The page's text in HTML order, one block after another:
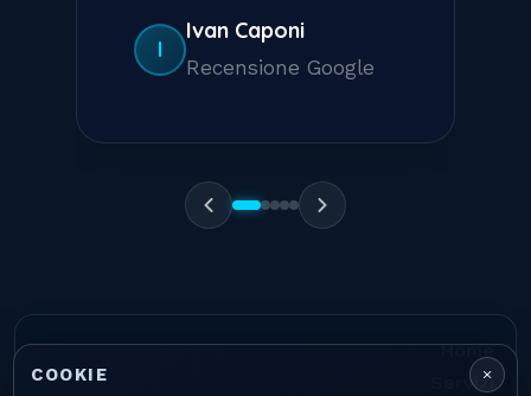
anche dei comportamenti
della massima educazione.
I
Ivan Caponi
Recensione Google
Home
Servizi
×
COOKIE